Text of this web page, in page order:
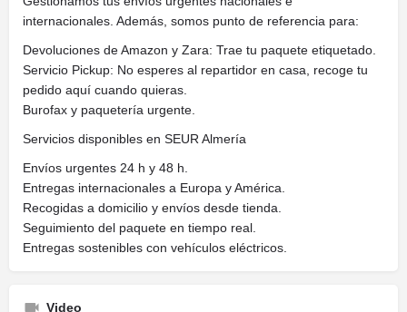
internacionales. Además, somos punto de referencia para:
Devoluciones de Amazon y Zara: Trae tu paquete etiquetado.
Servicio Pickup: No esperes al repartidor en casa, recoge tu
pedido aquí cuando quieras.
Burofax y paquetería urgente.
Servicios disponibles en SEUR Almería
Envíos urgentes 24 h y 48 h.
Entregas internacionales a Europa y América.
Recogidas a domicilio y envíos desde tienda.
Seguimiento del paquete en tiempo real.
Entregas sostenibles con vehículos eléctricos.
Video